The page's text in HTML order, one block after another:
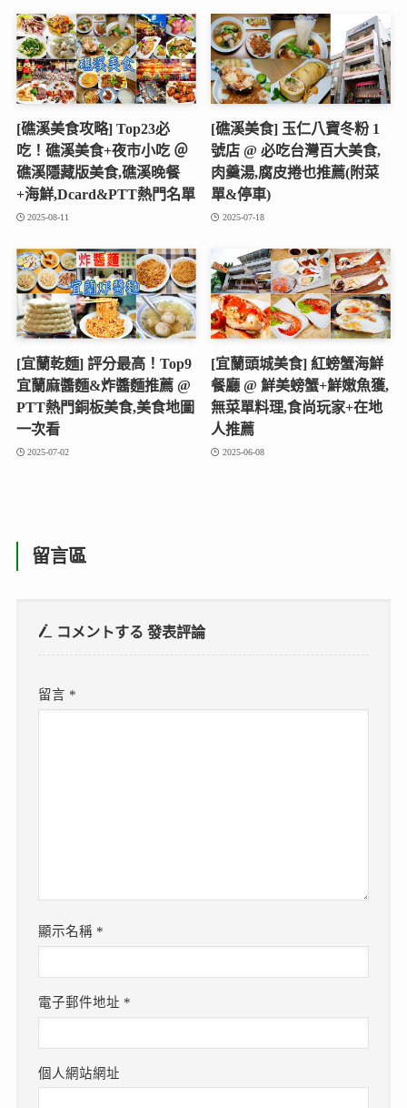
[礁溪美食攻略] Top23必
吃！礁溪美食+夜市小吃 ＠
礁溪隱藏版美食,礁溪晚餐
+海鮮,Dcard&PTT熱門名單
2025-08-11
[礁溪美食] 玉仁八寶冬粉 1
號店 @ 必吃台灣百大美食,
肉羹湯,腐皮捲也推薦(附菜
單&停車)
2025-07-18
[宜蘭乾麵] 評分最高！Top9
宜蘭麻醬麵&炸醬麵推薦 @
PTT熱門銅板美食,美食地圖
一次看
2025-07-02
[宜蘭頭城美食] 紅螃蟹海鮮
餐廳 @ 鮮美螃蟹+鮮嫩魚獲,
無菜單料理,食尚玩家+在地
人推薦
2025-06-08
留言區
コメントする發表評論
留言 *
顯示名稱 *
電子郵件地址 *
個人網站網址